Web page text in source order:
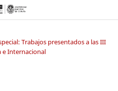
Trabajos presentados a las III
e Internacional